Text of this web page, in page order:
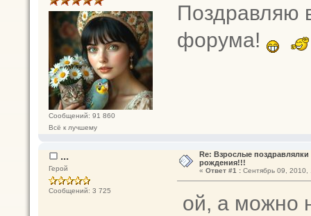
Сообщений: 91 860
Всё к лучшему
Поздравляю
форума!
...
Герой
Сообщений: 3 725
Re: Взрослые
рождения!!!
« Ответ #1 :Сентябрь 09, 2010,
ой, а можно